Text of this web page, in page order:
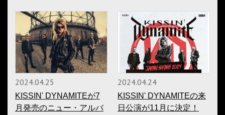
2024.04.25
KISSIN' DYNAMITEが7
月発売のニュー・アルバ
2024.04.24
KISSIN' DYNAMITEの来
日公演が11月に決定！